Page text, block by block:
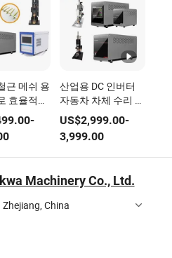
근 메쉬 용
효율적인
-
산업용 DC 인버터
자동차 차체 수리 미
세 저항 점 용접 장
비
US$2,999.00-
3,999.00
Machinery Co., Ltd.
Zhejiang, China